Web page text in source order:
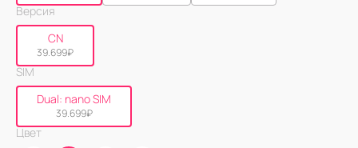
Версия
CN
39.699₽
SIM
Dual: nano SIM
39.699₽
Цвет